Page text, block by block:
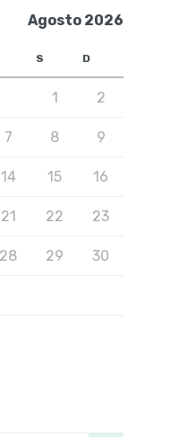
Agosto 2026
S D
1 2
7 8 9
14 15 16
21 22 23
28 29 30